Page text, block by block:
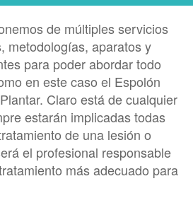
de múltiples servicios
metodologías, aparatos y
para poder abordar todo
en este caso el Espolón
Claro está de cualquier
estarán implicadas todas
de una lesión o
el profesional responsable
más adecuado para